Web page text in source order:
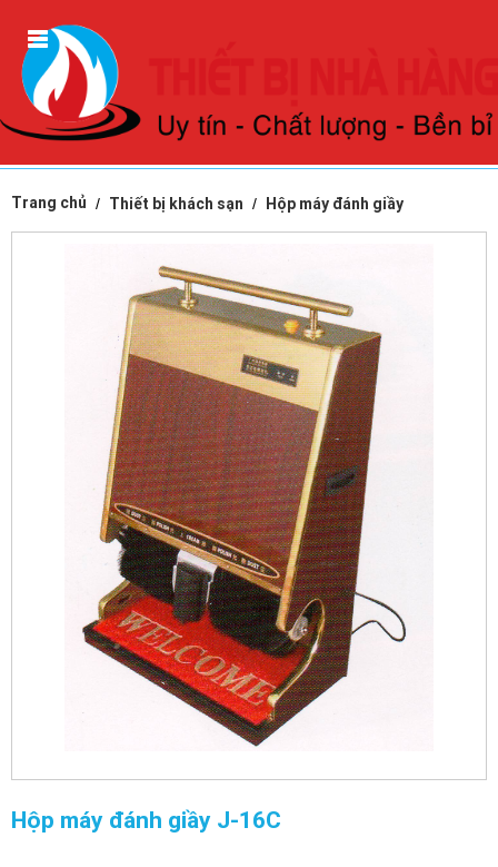
Trang chủ Thiết bị khách sạn Hộp máy đánh giầy
Hộp máy đánh giầy J-16C